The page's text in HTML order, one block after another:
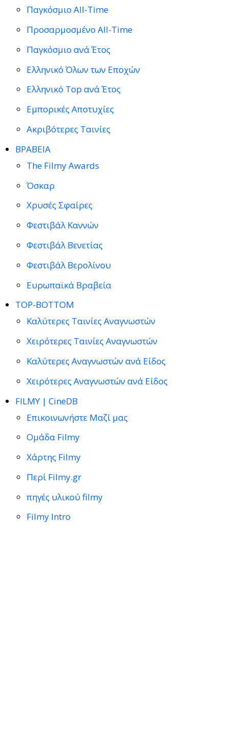
Παγκόσμιο All-Time
Προσαρμοσμένο All-Time
Παγκόσμιο ανά Έτος
Ελληνικό Όλων των Εποχών
Ελληνικό Top ανά Έτος
Εμπορικές Αποτυχίες
Ακριβότερες Ταινίες
ΒΡΑΒΕΙΑ
The Filmy Awards
Όσκαρ
Χρυσές Σφαίρες
Φεστιβάλ Καννών
Φεστιβάλ Βενετίας
Φεστιβάλ Βερολίνου
Ευρωπαϊκά Βραβεία
TOP-BOTTOM
Καλύτερες Ταινίες Αναγνωστών
Χειρότερες Ταινίες Αναγνωστών
Καλύτερες Αναγνωστών ανά Είδος
Χειρότερες Αναγνωστών ανά Είδος
FILMY | CineDB
Επικοινωνήστε Μαζί μας
Ομάδα Filmy
Χάρτης Filmy
Περί Filmy.gr
πηγές υλικού filmy
Filmy Intro